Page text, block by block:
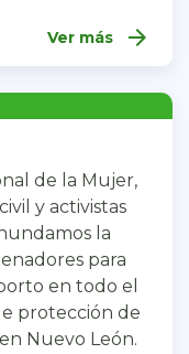
Ver más arrow_forward
de la Mujer,
y activistas
la
para
en todo el
protección de
Nuevo León.